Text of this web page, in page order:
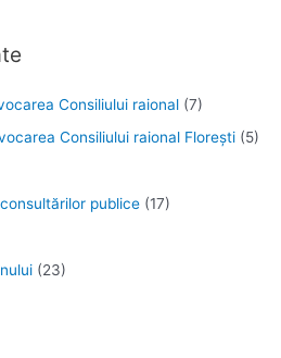
Consiliului raional (7)
Consiliului raional Florești (5)
publice (17)
(23)